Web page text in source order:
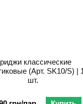
классические
(Арт. SK10/S) |
шт.